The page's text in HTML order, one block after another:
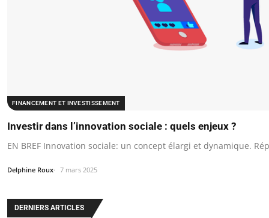
FINANCEMENT ET INVESTISSEMENT
Investir dans l’innovation sociale : quels enjeux ?
EN BREF Innovation sociale: un concept élargi et dynamique.
Delphine Roux 7 mars 2025
DERNIERS ARTICLES